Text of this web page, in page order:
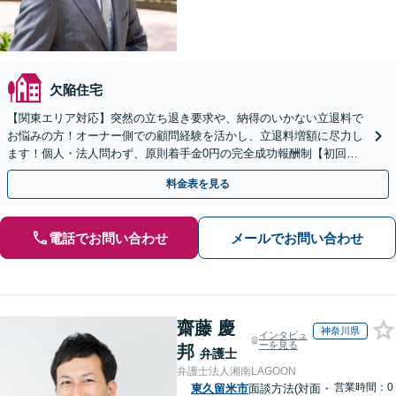
欠陥住宅
【関東エリア対応】突然の立ち退き要求や、納得のいかない立退料で
お悩みの方！オーナー側での顧問経験を活かし、立退料増額に尽力し
ます！個人・法人問わず、原則着手金0円の完全成功報酬制【初回相
談30分無料】【オンライン対応可】【夜間休日相談可】
料金表を見る
電話でお問い合わせ メールでお問い合わせ
齋藤 慶
邦 弁護士
インタビュ
ーを見る
神奈川県
弁護士法人湘南LAGOON
東久留米市面談方法(対面・ 営業時間：0